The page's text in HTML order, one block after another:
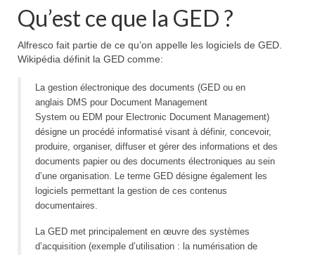
Qu’est ce que la GED ?
Alfresco fait partie de ce qu’on appelle les logiciels de GED.
Wikipédia définit la GED comme:
La gestion électronique des documents (GED ou en
anglais DMS pour Document Management
System ou EDM pour Electronic Document Management)
désigne un procédé informatisé visant à définir, concevoir,
produire, organiser, diffuser et gérer des informations et des
documents papier ou des documents électroniques au sein
d’une organisation. Le terme GED désigne également les
logiciels permettant la gestion de ces contenus
documentaires.
La GED met principalement en œuvre des systèmes
d’acquisition (exemple d’utilisation : la numérisation de